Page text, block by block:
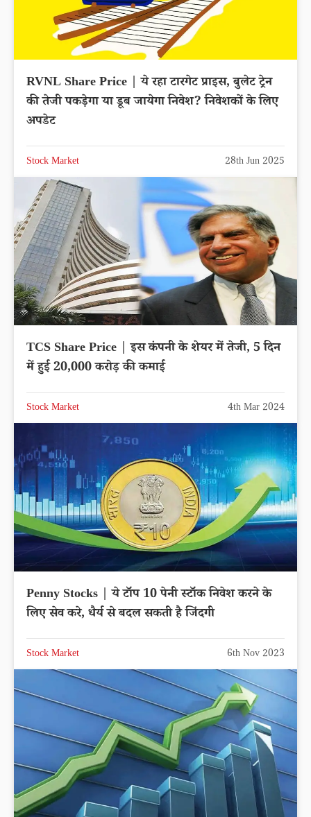
RVNL Share Price | ये रहा टारगेट प्राइस, बुलेट ट्रेन
की तेजी पकड़ेगा या डूब जायेगा निवेश? निवेशकों के लिए
अपडेट
Stock Market 28th Jun 2025
TCS Share Price | इस कंपनी के शेयर में तेजी, 5 दिन
में हुई 20,000 करोड़ की कमाई
Stock Market 4th Mar 2024
Penny Stocks | ये टॉप 10 पेनी स्टॉक निवेश करने के
लिए सेव करे, धैर्य से बदल सकती है जिंदगी
Stock Market 6th Nov 2023